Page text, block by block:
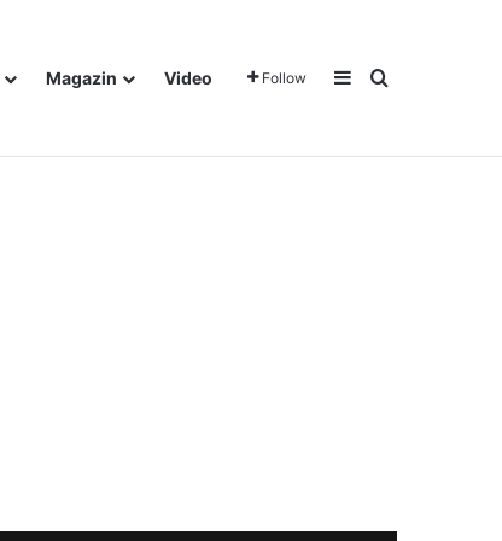
Magazin Video Follow Sidebar
Traži